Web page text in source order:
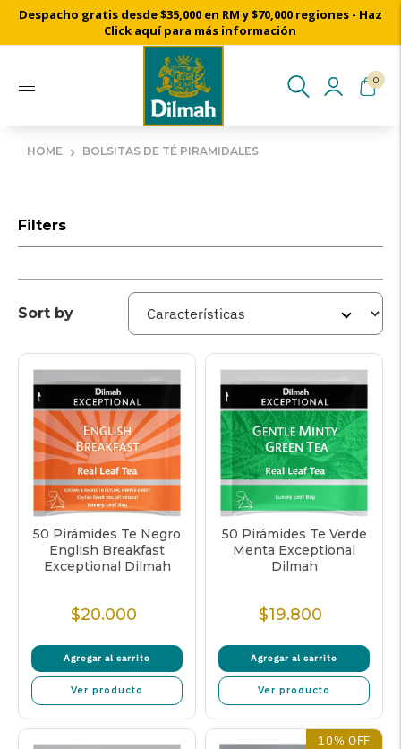
Despacho gratis desde $35,000 en RM y $70,000 regiones - Haz
Click aquí para más información
0
HOME › BOLSITAS DE TÉ PIRAMIDALES
Filters
Sort by
50 Pirámides Te Negro
English Breakfast
Exceptional Dilmah
Precio
$20.000
Agregar al carrito
Ver producto
50 Pirámides Te Verde
Menta Exceptional
Dilmah
Precio
$19.800
Agregar al carrito
Ver producto
10% OFF